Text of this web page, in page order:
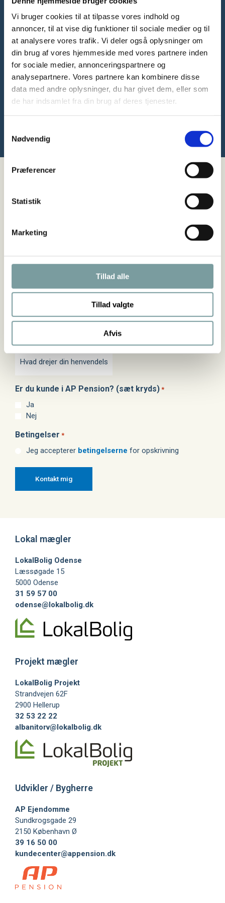
Vi bruger cookies til at tilpasse vores indhold og
annoncer, til at vise dig funktioner til sociale medier og til
at analysere vores trafik. Vi deler også oplysninger om
din brug af vores hjemmeside med vores partnere inden
for sociale medier, annonceringspartnere og
analysepartnere. Vores partnere kan kombinere disse
data med andre oplysninger, du har givet dem, eller som
de har indsamlet fra din brug af deres tjenester.
Nødvendig
Præferencer
Statistik
Marketing
Tillad alle
Tillad valgte
Afvis
Kom til Åbent Hus
Har du spørgsmål, er du altid velkommen til at udfylde
navn
mail
Telefon
(påkrævet)
*
drejer
henvendelse
Er du kunde i AP Pension? (sæt kryds) *
Ja
Nej
Betingelser *
Jeg accepterer betingelserne for opskrivning
Lokal mægler
LokalBolig Odense
Læssøgade 15
5000 Odense
31 59 57 00
odense@lokalbolig.dk
Projekt mægler
LokalBolig Projekt
Strandvejen 62F
2900 Hellerup
32 53 22 22
albanitorv@lokalbolig.dk
Udvikler / Bygherre
AP Ejendomme​
Sundkrogsgade 29
2150 København Ø
39 16 50 00
kundecenter@appension.dk